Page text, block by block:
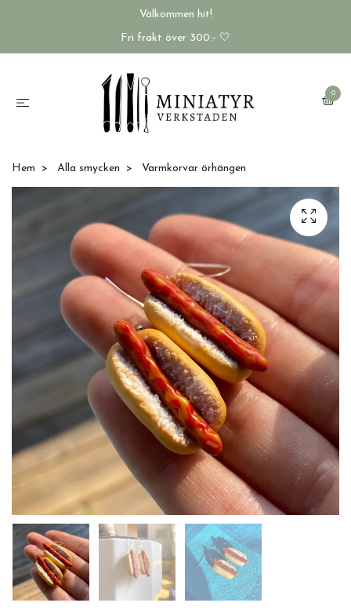
Välkommen hit!
Fri frakt över 300:- 🤍
0
Hem Alla smycken Varmkorvar örhängen